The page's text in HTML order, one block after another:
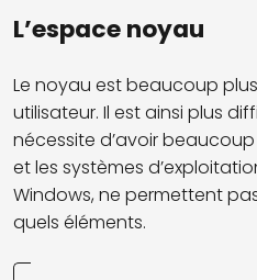
L’espace noyau
Le noyau est beaucoup
utilisateur. Il est ainsi plus
nécessite d’avoir
et les systèmes
Windows, ne permettent
quels éléments.